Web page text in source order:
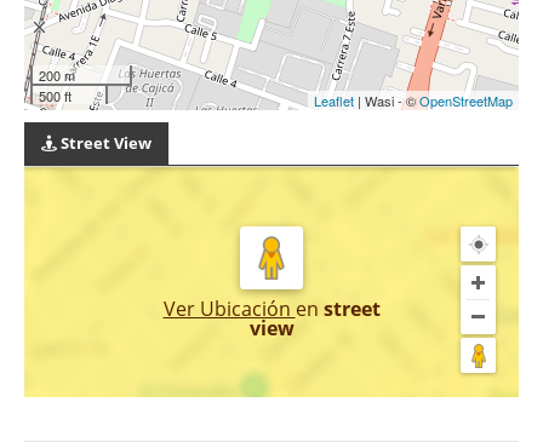
200 m
500 ft
Leaflet | Wasi - ©OpenStreetMap
Street View
Ver Ubicación en street
view